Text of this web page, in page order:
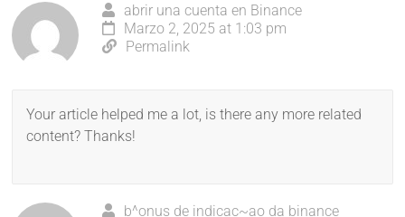
abrir una cuenta en Binance
Marzo 2, 2025 at 1:03 pm
Permalink
Your article helped me a lot, is there any more related
content? Thanks!
b^onus de indicac~ao da binance